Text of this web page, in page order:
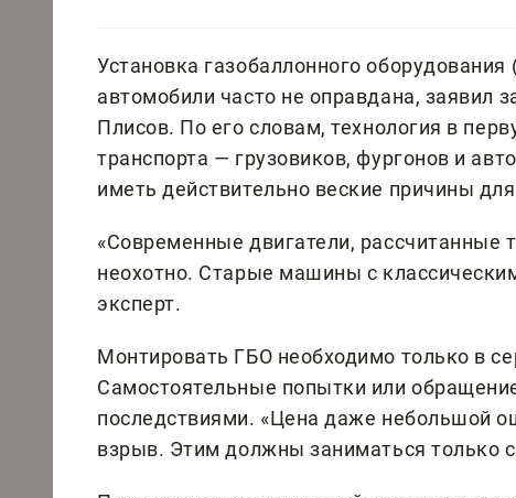
Установка газобаллонного
автомобили часто не оправдана, заявил
Плисов. По его словам, технология в
транспорта — грузовиков, фургонов и
иметь действительно веские причины
«Современные двигатели, рассчитанные
неохотно. Старые машины с
эксперт.
Монтировать ГБО необходимо только в
Самостоятельные попытки или
последствиями. «Цена даже небольшой
взрыв. Этим должны заниматься только